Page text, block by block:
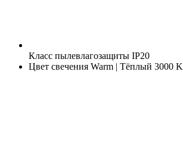
Класс пылевлагозащиты IP20
Цвет свечения Warm | Тёплый 3000 K